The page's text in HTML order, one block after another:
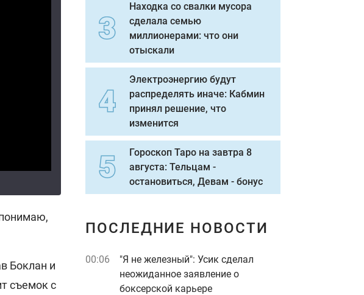
Боклан и
съемок с
Находка со свалки мусора
сделала семью
миллионерами: что они
отыскали
Электроэнергию будут
распределять иначе: Кабмин
принял решение, что
изменится
Гороскоп Таро на завтра 8
августа: Тельцам -
остановиться, Девам - бонус
ПОСЛЕДНИЕ НОВОСТИ
00:06
"Я не железный": Усик сделал
неожиданное заявление о
боксерской карьере